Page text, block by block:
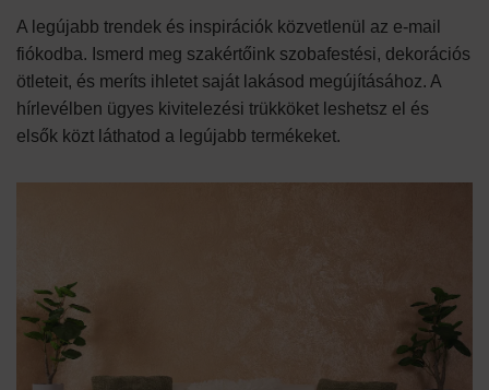
A legújabb trendek és inspirációk közvetlenül az e-mail
fiókodba. Ismerd meg szakértőink szobafestési, dekorációs
ötleteit, és meríts ihletet saját lakásod megújításához. A
hírlevélben ügyes kivitelezési trükköket leshetsz el és
elsők közt láthatod a legújabb termékeket.